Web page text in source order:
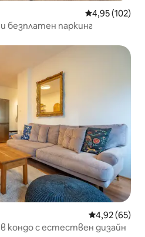
Средна
4,95 (102)
безплатен паркинг
Средна
4,92 (65)
кондо с естествен дизайн